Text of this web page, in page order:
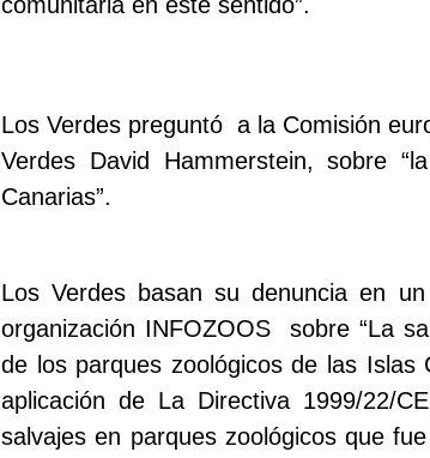
Los Verdes preguntó a la Comisión
Verdes David Hammerstein, sobre
Canarias”.
Los Verdes basan su denuncia en
organización INFOZOOS sobre “La
de los parques zoológicos de las Islas
aplicación de La Directiva 1999/22/
salvajes en parques zoológicos que